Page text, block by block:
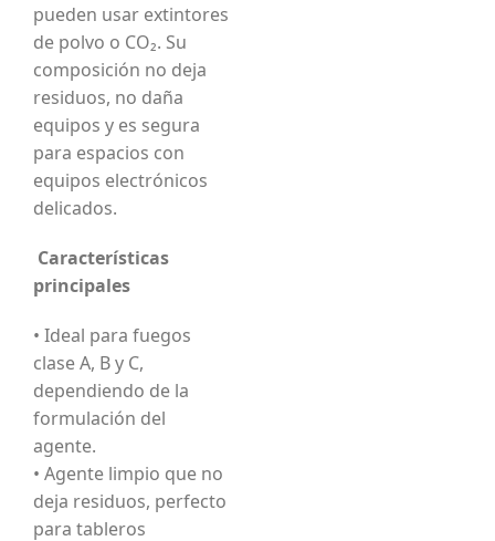
pueden usar extintores
de polvo o CO₂. Su
composición no deja
residuos, no daña
equipos y es segura
para espacios con
equipos electrónicos
delicados.
Características
principales
• Ideal para fuegos
clase A, B y C,
dependiendo de la
formulación del
agente.
• Agente limpio que no
deja residuos, perfecto
para tableros